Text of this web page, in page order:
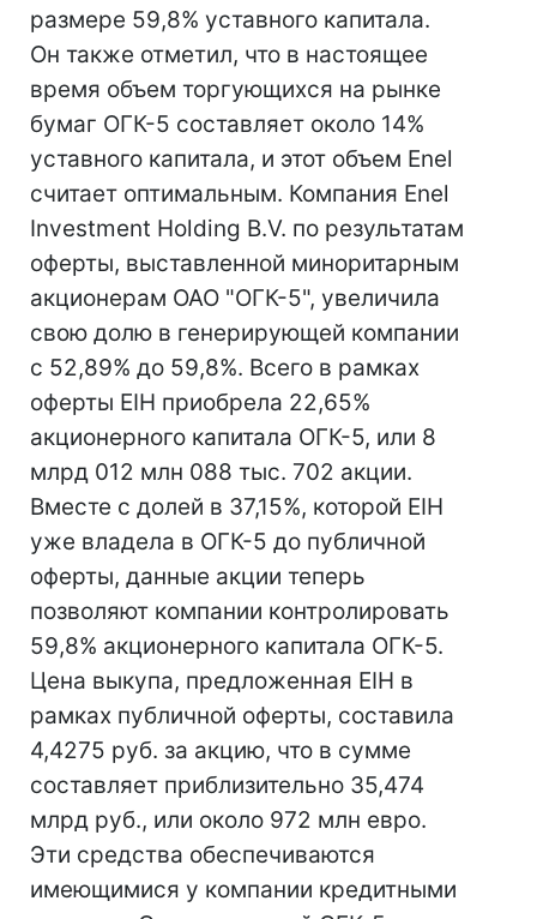
размере 59,8% уставного капитала.
Он также отметил, что в настоящее
время объем торгующихся на рынке
бумаг ОГК-5 составляет около 14%
уставного капитала, и этот объем Enel
считает оптимальным. Компания Enel
Investment Holding B.V. по результатам
оферты, выставленной миноритарным
акционерам ОАО "ОГК-5", увеличила
свою долю в генерирующей компании
с 52,89% до 59,8%. Всего в рамках
оферты EIH приобрела 22,65%
акционерного капитала ОГК-5, или 8
млрд 012 млн 088 тыс. 702 акции.
Вместе с долей в 37,15%, которой EIH
уже владела в ОГК-5 до публичной
оферты, данные акции теперь
позволяют компании контролировать
59,8% акционерного капитала ОГК-5.
Цена выкупа, предложенная EIH в
рамках публичной оферты, составила
4,4275 руб. за акцию, что в сумме
составляет приблизительно 35,474
млрд руб., или около 972 млн евро.
Эти средства обеспечиваются
имеющимися у компании кредитными